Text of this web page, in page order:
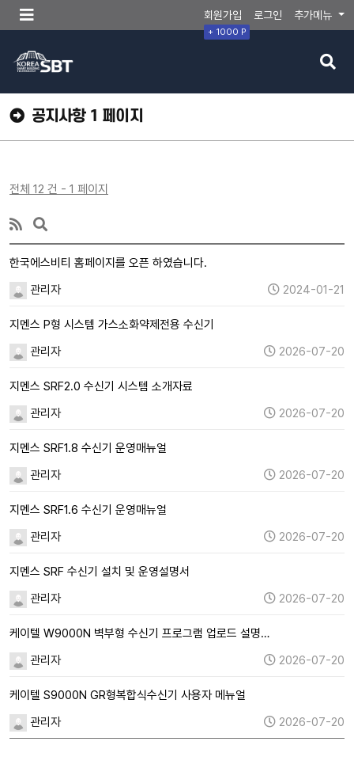
메
뉴
버
튼
회원가입
+ 1000 P
로그인 추가메뉴
검
색
버
공지사항 1 페이지
전체 12 건 - 1 페이지
한국에스비티 홈페이지를 오픈 하였습니다.
관리자
2024-01-21
지멘스 P형 시스템 가스소화약제전용 수신기
관리자
2026-07-20
지멘스 SRF2.0 수신기 시스템 소개자료
관리자
2026-07-20
지멘스 SRF1.8 수신기 운영매뉴얼
관리자
2026-07-20
지멘스 SRF1.6 수신기 운영매뉴얼
관리자
2026-07-20
지멘스 SRF 수신기 설치 및 운영설명서
관리자
2026-07-20
케이텔 W9000N 벽부형 수신기 프로그램 업로드 설명…
관리자
2026-07-20
케이텔 S9000N GR형복합식수신기 사용자 메뉴얼
관리자
2026-07-20